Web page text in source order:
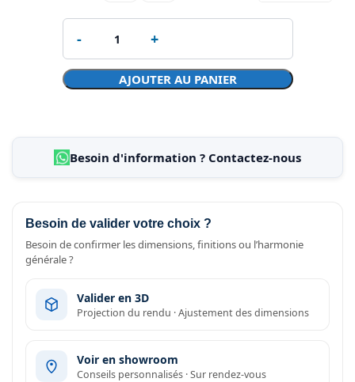
AJOUTER AU PANIER
Besoin d'information ? Contactez-nous
Besoin de valider votre choix ?
Besoin de confirmer les dimensions, finitions ou l’harmonie
générale ?
Valider en 3D
Projection du rendu · Ajustement des dimensions
Voir en showroom
Conseils personnalisés · Sur rendez-vous